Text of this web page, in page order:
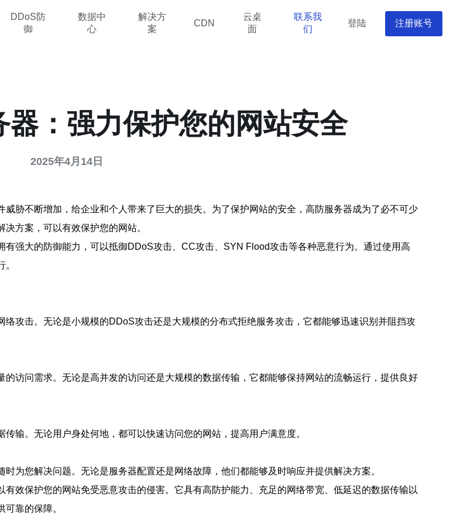
DDoS防
御
数据中
心
解决方
案
CDN
云桌
面
联系我
们
登陆 注册账号
：强力保护您的网站安全
2025年4月14日
胁不断增加，给企业和个人带来了巨大的损失。为了保护网站的安全，高防服务器成为了必不可少
方案，可以有效保护您的网站。
强大的防御能力，可以抵御DDoS攻击、CC攻击、SYN Flood攻击等各种恶意行为。通过使用高
攻击。无论是小规模的DDoS攻击还是大规模的分布式拒绝服务攻击，它都能够迅速识别并阻挡攻
访问需求。无论是高并发的访问还是大规模的数据传输，它都能够保持网站的流畅运行，提供良好
输。无论用户身处何地，都可以快速访问您的网站，提高用户满意度。
为您解决问题。无论是服务器配置还是网络故障，他们都能够及时响应并提供解决方案。
效保护您的网站免受恶意攻击的侵害。它具有高防护能力、充足的网络带宽、低延迟的数据传输以
靠的保障。